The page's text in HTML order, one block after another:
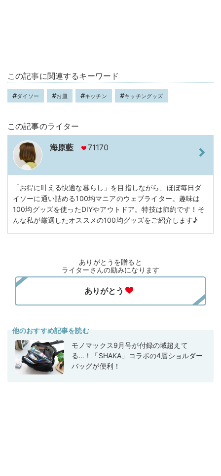
この記事に関連するキーワード
ダイソー お皿 キッチン キッチングッズ
この記事のライター
海原藍 71170
「お得に叶える快適な暮らし」を目指しながら、ほぼ毎日ダ
イソーに通い詰める100均マニアのウェブライター。趣味は
100均グッズを使ったDIYやアウトドア。特技は節約です！そ
んな私が厳選したオススメの100均グッズをご紹介します♪
ありがとうを贈ると
ライターさんの励みになります
他のおすすめ記事を読む
モノマックス9月号が付録の域超えて
る…！「SHAKA」コラボの4層ショルダー
バッグが便利！